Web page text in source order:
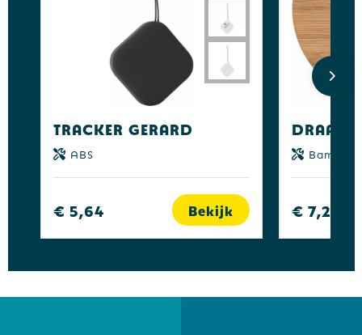
Tracker Gerard
ABS
€ 5,64 Bekijk
Bamboe
€ 7,27